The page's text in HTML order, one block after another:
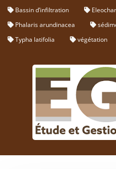
Bassin d’infiltration
Phalaris arundinacea
Typha latifolia
végétation